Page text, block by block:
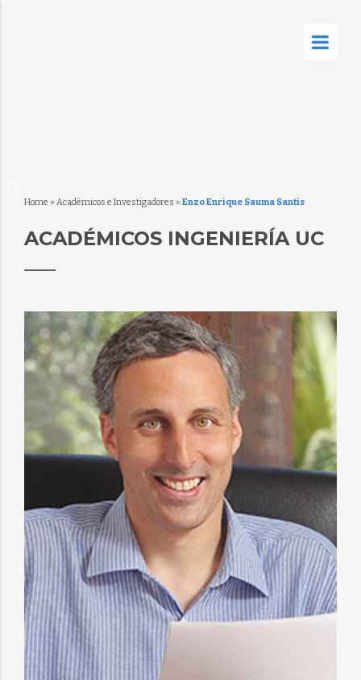
Home » Académicos e Investigadores » Enzo Enrique Sauma Santis
ACADÉMICOS INGENIERÍA UC